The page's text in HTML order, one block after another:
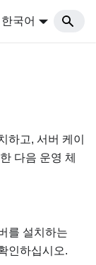
한국어
하고, 서버 케이
다음 운영 체
를 설치하는
인하십시오.